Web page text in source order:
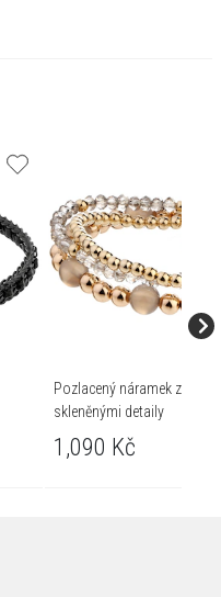
Pozlacený náramek z
skleněnými detaily
1,090 Kč